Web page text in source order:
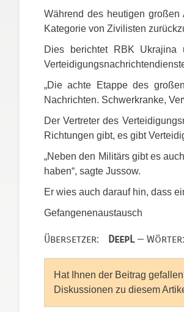
Während des heutigen
Kategorie von Zivilisten
Dies berichtet
RBK Ukrajina
„Die achte Etappe des
Nachrichten. Schwerkranke,
Der Vertreter des
Richtungen gibt, es gibt
„Neben den Militärs gibt es
haben“, sagte Jussow.
Er wies auch darauf hin, dass
Gefangenenaustausch
Übersetzer: DeepL—
Hat Ihnen der Beitrag
Diskussionen zu diesem